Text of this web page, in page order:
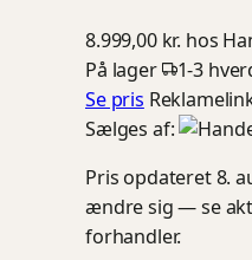
8.999,00 kr. hos
På lager
1-3
Se pris
Sælges af:
Pris opdateret 8.
ændre sig — se
forhandler.